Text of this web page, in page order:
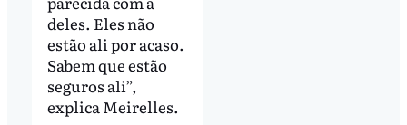
deles. Eles não
estão ali por acaso.
Sabem que estão
seguros ali”,
explica Meirelles.